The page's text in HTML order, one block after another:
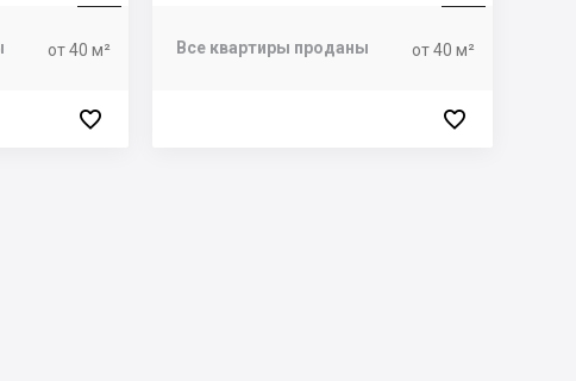
от 40 м²

от 40 м²
Все квартиры проданы
